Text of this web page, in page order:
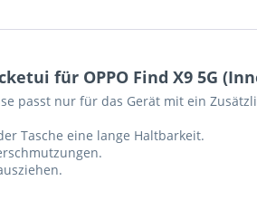
für OPPO Find X9 5G
passt nur für das Gerät mit ein
Tasche eine lange Haltbarkeit.